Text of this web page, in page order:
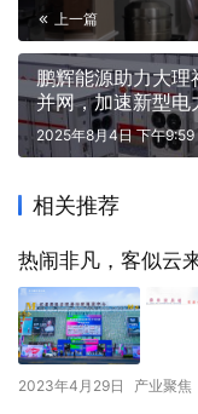
上一篇
鹏辉能源助力大
并网，加速新型电
2025年8月4日 下午9:59
相关推荐
热闹非凡，客似云
2023年4月29日 产业聚焦